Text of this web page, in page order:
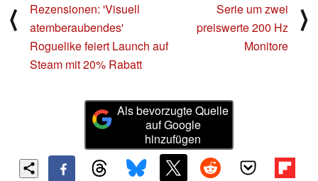
⟨
Rezensionen: 'Visuell
atemberaubendes'
Roguelike feiert Launch auf
Steam mit 20% Rabatt
Serie um zwei
preiswerte 200 Hz
Monitore
⟩
Als bevorzugte Quelle
auf Google
hinzufügen